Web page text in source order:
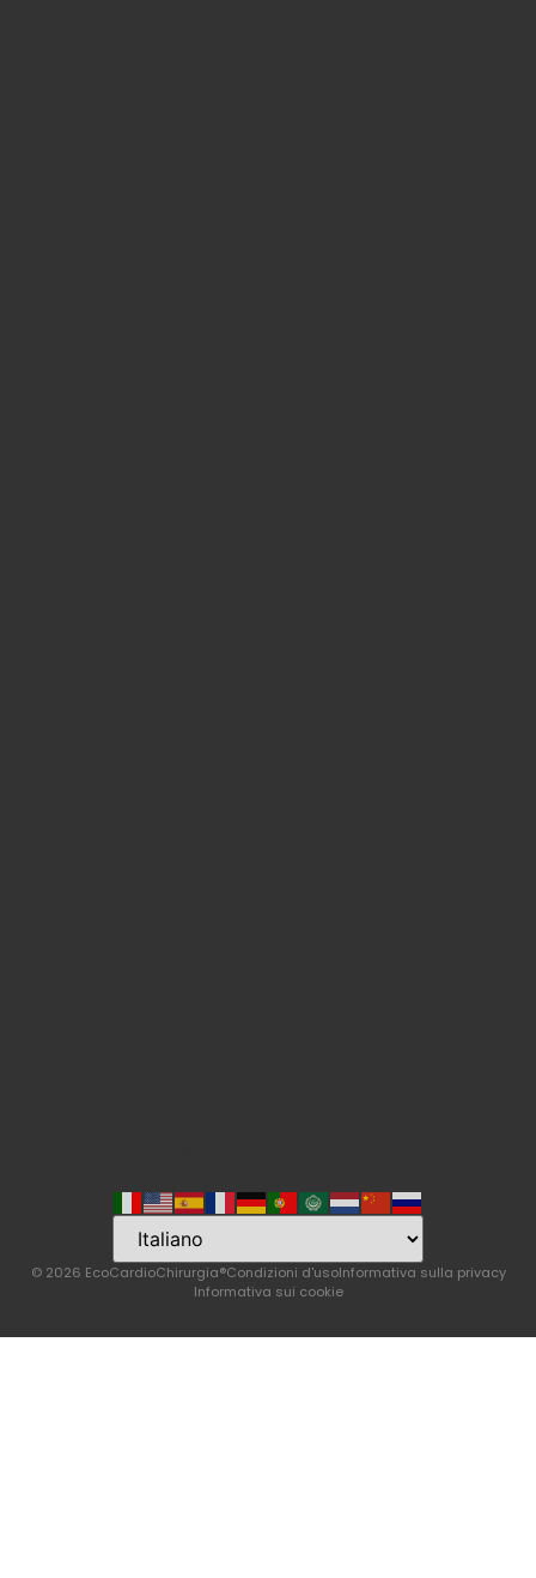
© 2026 EcoCardioChirurgia®Condizioni d'usoInformativa sulla privacy
Informativa sui cookie